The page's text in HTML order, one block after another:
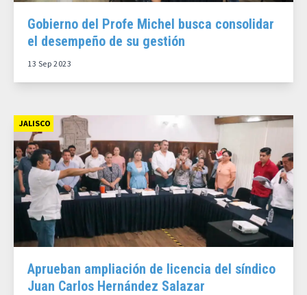
Gobierno del Profe Michel busca consolidar
el desempeño de su gestión
13 Sep 2023
JALISCO
Aprueban ampliación de licencia del síndico
Juan Carlos Hernández Salazar